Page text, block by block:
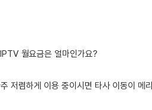
월요금은 얼마인가요?
저렴하게 이용 중이시면 타사 이동이 메